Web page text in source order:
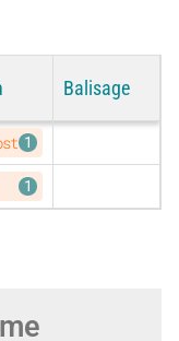
Balisage
ORIGINAL